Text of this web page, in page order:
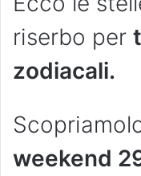
riserbo per
zodiacali.
weekend